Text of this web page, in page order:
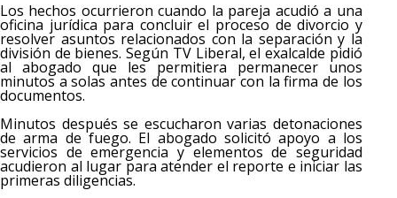
Los hechos ocurrieron cuando la pareja acudió a una
oficina jurídica para concluir el proceso de divorcio y
resolver asuntos relacionados con la separación y la
división de bienes. Según TV Liberal, el exalcalde pidió
al abogado que les permitiera permanecer unos
minutos a solas antes de continuar con la firma de los
documentos.
Minutos después se escucharon varias detonaciones
de arma de fuego. El abogado solicitó apoyo a los
servicios de emergencia y elementos de seguridad
acudieron al lugar para atender el reporte e iniciar las
primeras diligencias.